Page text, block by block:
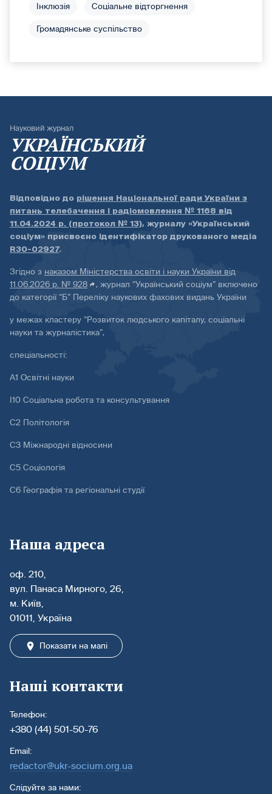
Інклюзія Соціальне відторгнення
Громадянське суспільство
Науковий журнал
УКРАЇНСЬКИЙ
СОЦІУМ
Відповідно до рішення Національної ради України з
питань телебачення і радіомовлення № 1168 від
11.04.2024 р. (протокол № 13), журналу «Український
соціум» присвоєно ідентифікатор друкованого медіа
R30-02927.
Згідно з наказом Міністерства освіти і науки України від
11.06.2026 р. № 928
, журнал “Український соціум” включено
до категорії “Б” Переліку наукових фахових видань України
у межах кластеру “Розвиток людського капіталу, соціальні
науки та журналістика”,
спеціальності:
А1 Освітні науки
І10 Соціальна робота та консультування
С2 Політологія
С3 Міжнародні відносини
С5 Соціологія
С6 Географія та регіональні студії
Наша адреса
оф. 210,
вул. Панаса Мирного, 26,
м. Київ,
01011, Україна
Показати на мапі
Наші контакти
Телефон:
+380 (44) 501-50-76
Email:
redactor@ukr-socium.org.ua
Слідуйте за нами: